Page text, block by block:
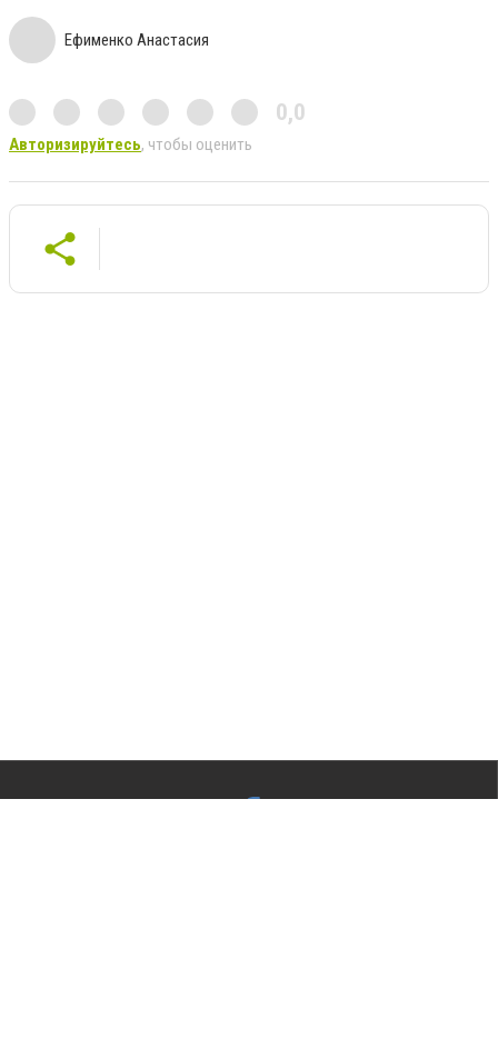
Ефименко Анастасия
0,0
Авторизируйтесь, чтобы оценить